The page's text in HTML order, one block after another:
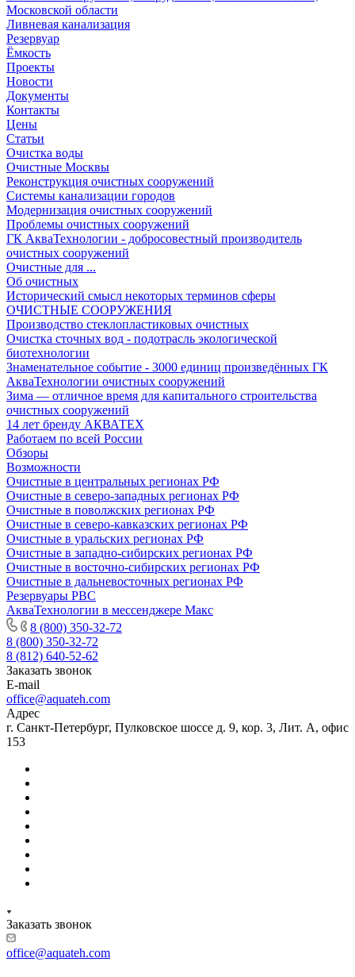
Московской области
Ливневая канализация
Резервуар
Ёмкость
Проекты
Новости
Документы
Контакты
Цены
Статьи
Очистка воды
Очистные Москвы
Реконструкция очистных сооружений
Системы канализации городов
Модернизация очистных сооружений
Проблемы очистных сооружений
ГК АкваТехнологии - добросовестный производитель
очистных сооружений
Очистные для ...
Об очистных
Исторический смысл некоторых терминов сферы
ОЧИСТНЫЕ СООРУЖЕНИЯ
Производство стеклопластиковых очистных
Очистка сточных вод - подотрасль экологической
биотехнологии
Знаменательное событие - 3000 единиц произведённых ГК
АкваТехнологии очистных сооружений
Зима — отличное время для капитального строительства
очистных сооружений
14 лет бренду АКВАТЕХ
Работаем по всей России
Обзоры
Возможности
Очистные в центральных регионах РФ
Очистные в северо-западных регионах РФ
Очистные в поволжских регионах РФ
Очистные в северо-кавказских регионах РФ
Очистные в уральских регионах РФ
Очистные в западно-сибирских регионах РФ
Очистные в восточно-сибирских регионах РФ
Очистные в дальневосточных регионах РФ
Резервуары РВС
АкваТехнологии в мессенджере Макс
8 (800) 350-32-72
8 (800) 350-32-72
8 (812) 640-52-62
Заказать звонок
E-mail
office@aquateh.com
Адрес
г. Санкт-Петербург, Пулковское шоссе д. 9, кор. 3, Лит. А, офис
153
Заказать звонок
office@aquateh.com